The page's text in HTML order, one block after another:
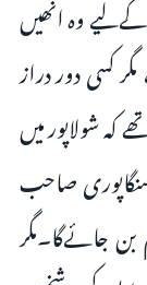
وہ انھیں
کسی دور دراز
کہ شولاپور میں
سنگاپوری صاحب
جائےگا۔مگر